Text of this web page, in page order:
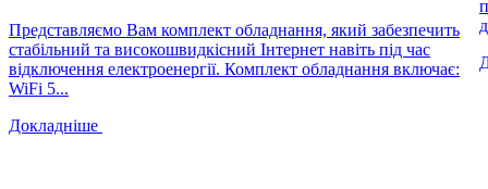
Представляємо Вам комплект обладнання, який забезпечить
стабільний та високошвидкісний Інтернет навіть під час
відключення електроенергії. Комплект обладнання включає:
WiFi 5...
Докладніше